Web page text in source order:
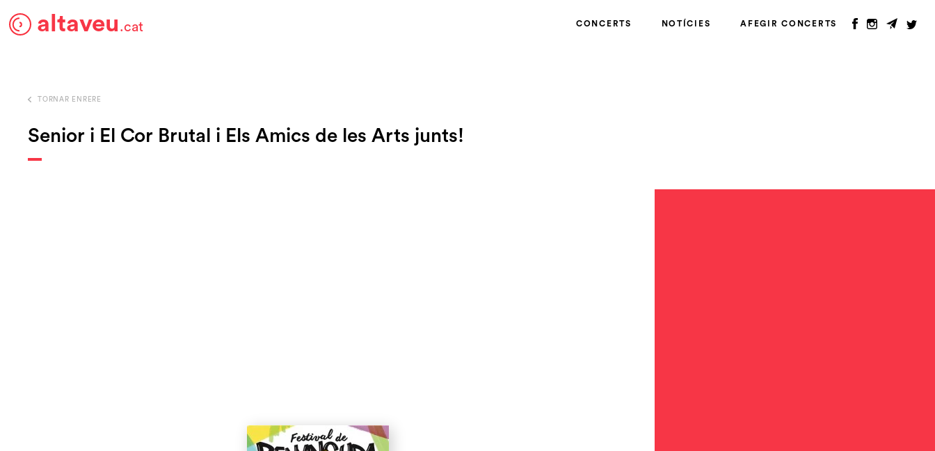
altaveu.cat CONCERTS NOTÍCIES AFEGIR CONCERTS
TORNAR ENRERE
Senior i El Cor Brutal i Els Amics de les Arts junts!